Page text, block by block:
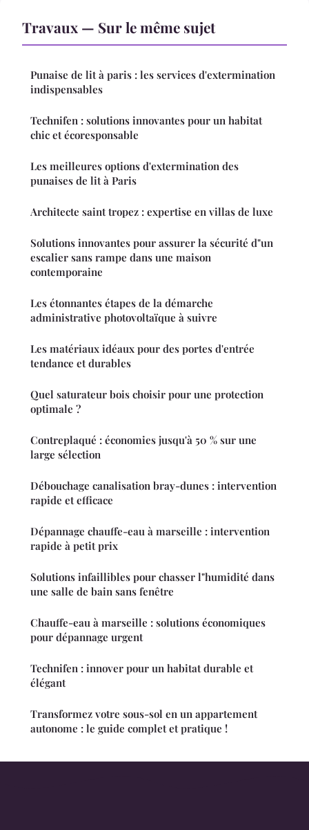
Travaux — Sur le même sujet
Punaise de lit à paris : les services d'extermination
indispensables
Technifen : solutions innovantes pour un habitat
chic et écoresponsable
Les meilleures options d'extermination des
punaises de lit à Paris
Architecte saint tropez : expertise en villas de luxe
Solutions innovantes pour assurer la sécurité d"un
escalier sans rampe dans une maison
contemporaine
Les étonnantes étapes de la démarche
administrative photovoltaïque à suivre
Les matériaux idéaux pour des portes d'entrée
tendance et durables
Quel saturateur bois choisir pour une protection
optimale ?
Contreplaqué : économies jusqu'à 50 % sur une
large sélection
Débouchage canalisation bray-dunes : intervention
rapide et efficace
Dépannage chauffe-eau à marseille : intervention
rapide à petit prix
Solutions infaillibles pour chasser l"humidité dans
une salle de bain sans fenêtre
Chauffe-eau à marseille : solutions économiques
pour dépannage urgent
Technifen : innover pour un habitat durable et
élégant
Transformez votre sous-sol en un appartement
autonome : le guide complet et pratique !